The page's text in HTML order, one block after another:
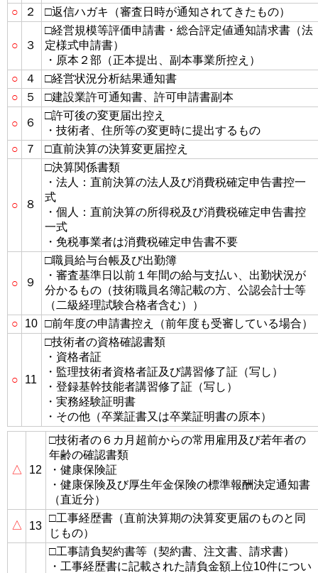
○
２ □返信ハガキ（審査日時が通知されてきたもの）
○ ３
□経営規模等評価申請書・総合評定値通知請求書（法
定様式申請書）
・原本２部（正本提出、副本事業所控え）
○
４
□経営状況分析結果通知書
○
５ □建設業許可通知書、許可申請書副本
○ ６
□許可後の変更届出控え
・技術者、住所等の変更時に提出するもの
○
７ □直前決算の決算変更届控え
○ ８
□決算関係書類
・法人：直前決算の法人及び消費税確定申告書控一
式
・個人：直前決算の所得税及び消費税確定申告書控
一式
・免税事業者は消費税確定申告書不要
○ ９
□職員給与台帳及び出勤簿
・審査基準日以前１年間の給与支払い、出勤状況が
分かるもの（技術職員名簿記載の方、公認会計士等
（二級経理試験合格者含む））
○
10 □前年度の申請書控え（前年度も受審している場合）
○ 11
□技術者の資格確認書類
・資格者証
・監理技術者資格者証及び講習修了証（写し）
・登録基幹技能者講習修了証（写し）
・実務経験証明書
・その他（卒業証書又は卒業証明書の原本）
△ 12
□技術者の６カ月超前からの常用雇用及び若年者の
年齢の確認書類
・健康保険証
・健康保険及び厚生年金保険の標準報酬決定通知書
（直近分）
△ 13
□工事経歴書（直前決算期の決算変更届のものと同
じもの）
□工事請負契約書等（契約書、注文書、請求書）
・工事経歴書に記載された請負金額上位10件につい